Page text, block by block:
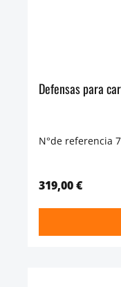
Defensas para
N°de referencia
319,00 €